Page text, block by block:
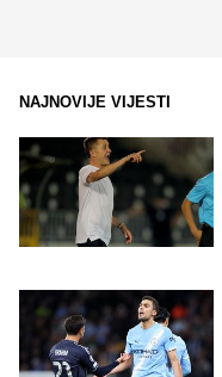
NAJNOVIJE VIJESTI